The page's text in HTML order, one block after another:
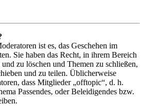
ist es, das Geschehen im
Sie haben das Recht, in ihrem Bereich
zu löschen und Themen zu schließen,
und zu teilen. Üblicherweise
dass Mitglieder „offtopic“, d. h.
Passendes, oder Beleidigendes bzw.